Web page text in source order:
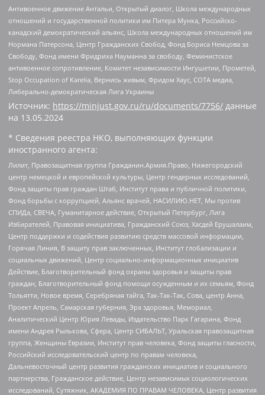
Антивоенное движение Антальи, Открытый диалог, Школа международных
отношений и государственной политики им Питера Мунка, Российско-
канадский демократический альянс, Школа международных отношений им
Нормана Патерсона, Центр Гражданских Свобод, Фонд Бориса Немцова за
Свободу, Фонд имени Фридриха Науманна за свободу, Феминистское
антивоенное сопротивление, Комитет независимости Ингушетии, Прометей,
Stop Occupation of Karelia, Вернись живым, Фридом Хаус, СОТА медиа,
Либерально-демократическая Лига Украины
Источник: https://minjust.gov.ru/ru/documents/7756/ данные
на 13.05.2024
* Сведения реестра НКО, выполняющих функции
иностранного агента:
Лилит, Правозащитная группа Гражданин.Армия.Право, Нижегородский
центр немецкой и европейской культуры, Центр гендерных исследований,
Фонд защиты прав граждан Штаб, Институт права и публичной политики,
Фонд борьбы с коррупцией, Альянс врачей, НАСИЛИЮ.НЕТ, Мы против
СПИДа, СВЕЧА, Гуманитарное действие, Открытый Петербург, Лига
Избирателей, Правовая инициатива, Гражданский Союз, Хасдей Ерушалаим,
Центр поддержки и содействия развитию средств массовой информации,
Горячая Линия, В защиту прав заключенных, Институт глобализации и
социальных движений, Центр социально-информационных инициатив
Действие, Благотворительный фонд охраны здоровья и защиты прав
граждан, Благотворительный фонд помощи осужденным и их семьям, Фонд
Тольятти, Новое время, Серебряная тайга, Так-Так-Так, Сова, центр Анна,
Проект Апрель, Самарская губерния, Эра здоровья, Мемориал,
Аналитический Центр Юрия Левады, Издательство Парк Гагарина, Фонд
имени Андрея Рылькова, Сфера, Центр СИБАЛЬТ, Уральская правозащитная
группа, Женщины Евразии, Институт прав человека, Фонд защиты гласности,
Российский исследовательский центр по правам человека,
Дальневосточный центр развития гражданских инициатив и социального
партнерства, Гражданское действие, Центр независимых социологических
исследований, Сутяжник, АКАДЕМИЯ ПО ПРАВАМ ЧЕЛОВЕКА, Центр развития